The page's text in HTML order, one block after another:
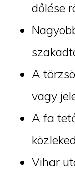
dőlése
A
vagy
A fa
Vihar